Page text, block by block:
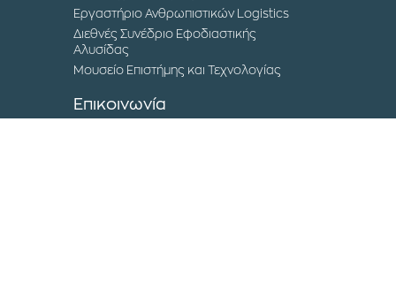
Εργαστήριο Ανθρωπιστικών Logistics
Διεθνές Συνέδριο Εφοδιαστικής
Αλυσίδας
Μουσείο Επιστήμης και Τεχνολογίας
Επικοινωνία